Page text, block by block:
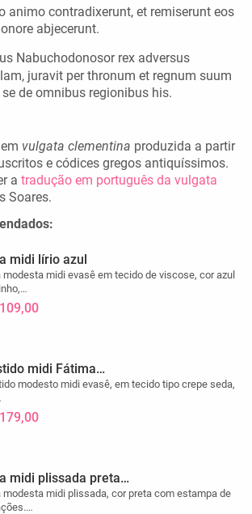
animo contradixerunt, et remiserunt eos
abjecerunt.
Nabuchodonosor rex adversus
juravit per thronum et regnum suum
de omnibus regionibus his.
vulgata clementina produzida a partir
e códices gregos antiquíssimos.
a tradução em português da vulgata
Soares.
midi lírio azul
modesta midi evasê em tecido de viscose, cor azul
midi Fátima…
modesto midi evasê, em tecido tipo crepe seda,
midi plissada preta…
modesta midi plissada, cor preta com estampa de